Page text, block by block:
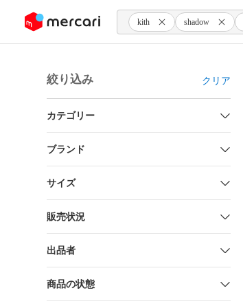
ツにスキップ kith shadow
絞り込み クリア
カテゴリー
ブランド
サイズ
販売状況
出品者
商品の状態